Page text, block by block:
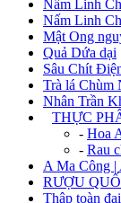
Nấm Linh
Nấm Linh
Mật Ong
Quả Dứa dại
Sâu Chít
Trà lá
Nhân Trần
THỰC
- Hoa
- Rau
A Ma Công
RƯỢU
Thập toàn